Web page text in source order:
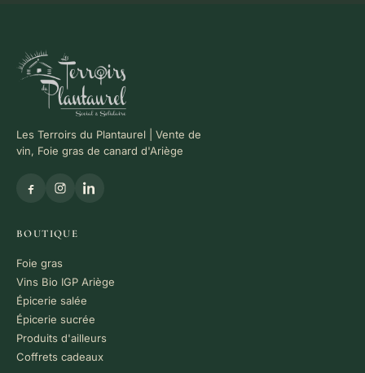
Les Terroirs du Plantaurel | Vente de
vin, Foie gras de canard d'Ariège
BOUTIQUE
Foie gras
Vins Bio IGP Ariège
Épicerie salée
Épicerie sucrée
Produits d'ailleurs
Coffrets cadeaux